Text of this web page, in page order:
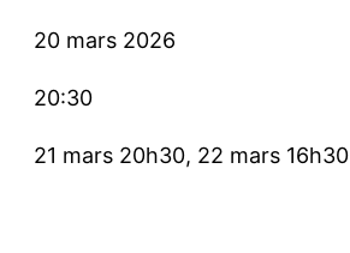
20 mars 2026
20:30
21 mars 20h30, 22 mars 16h30